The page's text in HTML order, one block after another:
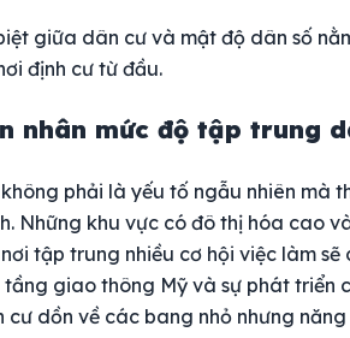
giữa dân cư và mật độ dân số
định cư từ đầu.
nhân mức độ tập trung
phải là yếu tố ngẫu nhiên mà
Những khu vực có đô thị hóa cao
tập trung nhiều cơ hội việc làm
tầng giao thông Mỹ và sự phát triển
cư dồn về các bang nhỏ nhưng